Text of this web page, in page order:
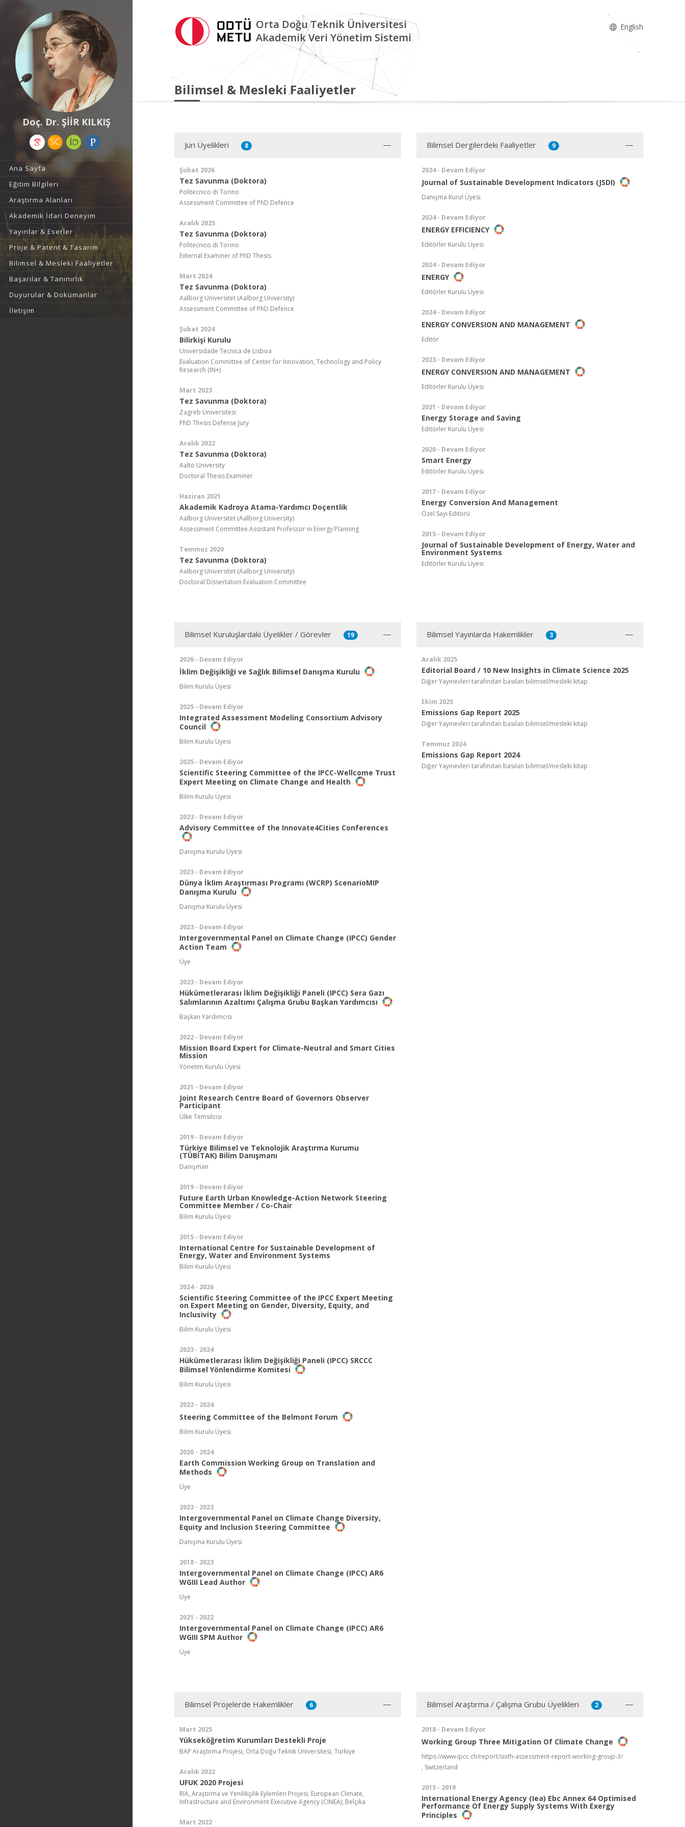
Doç. Dr. ŞİİR KILKIŞ
Ana Sayfa
Eğitim Bilgileri
Araştırma Alanları
Akademik İdari Deneyim
Yayınlar & Eserler
Proje & Patent & Tasarım
Bilimsel & Mesleki Faaliyetler
Başarılar & Tanınırlık
Duyurular & Dokümanlar
İletişim
Orta Doğu Teknik Üniversitesi
Akademik Veri Yönetim Sistemi
English
Bilimsel & Mesleki Faaliyetler
Jüri Üyelikleri 8
Şubat 2026
Tez Savunma (Doktora)
Politecnico di Torino
Assessment Committee of PhD Defence
Aralık 2025
Tez Savunma (Doktora)
Politecnico di Torino
External Examiner of PhD Thesis
Mart 2024
Tez Savunma (Doktora)
Aalborg Universitet (Aalborg University)
Assessment Committee of PhD Defence
Şubat 2024
Bilirkişi Kurulu
Universidade Tecnica de Lisboa
Evaluation Committee of Center for Innovation, Technology and Policy
Research (IN+)
Mart 2023
Tez Savunma (Doktora)
Zagreb Üniversitesi
PhD Thesis Defense Jury
Aralık 2022
Tez Savunma (Doktora)
Aalto University
Doctoral Thesis Examiner
Haziran 2021
Akademik Kadroya Atama-Yardımcı Doçentlik
Aalborg Universitet (Aalborg University)
Assessment Committee Assistant Professor in Energy Planning
Temmuz 2020
Tez Savunma (Doktora)
Aalborg Universitet (Aalborg University)
Doctoral Dissertation Evaluation Committee
Bilimsel Dergilerdeki Faaliyetler 9
2024 - Devam Ediyor
Journal of Sustainable Development Indicators (JSDI)
Danışma Kurul Üyesi
2024 - Devam Ediyor
ENERGY EFFICIENCY
Editörler Kurulu Üyesi
2024 - Devam Ediyor
ENERGY
Editörler Kurulu Üyesi
2024 - Devam Ediyor
ENERGY CONVERSION AND MANAGEMENT
Editör
2023 - Devam Ediyor
ENERGY CONVERSION AND MANAGEMENT
Editörler Kurulu Üyesi
2021 - Devam Ediyor
Energy Storage and Saving
Editörler Kurulu Üyesi
2020 - Devam Ediyor
Smart Energy
Editörler Kurulu Üyesi
2017 - Devam Ediyor
Energy Conversion And Management
Özel Sayı Editörü
2015 - Devam Ediyor
Journal of Sustainable Development of Energy, Water and
Environment Systems
Editörler Kurulu Üyesi
Bilimsel Kuruluşlardaki Üyelikler / Görevler 19
2026 - Devam Ediyor
İklim Değişikliği ve Sağlık Bilimsel Danışma Kurulu
Bilim Kurulu Üyesi
2025 - Devam Ediyor
Integrated Assessment Modeling Consortium Advisory
Council
Bilim Kurulu Üyesi
2025 - Devam Ediyor
Scientific Steering Committee of the IPCC-Wellcome Trust
Expert Meeting on Climate Change and Health
Bilim Kurulu Üyesi
2023 - Devam Ediyor
Advisory Committee of the Innovate4Cities Conferences
Danışma Kurulu Üyesi
2023 - Devam Ediyor
Dünya İklim Araştırması Programı (WCRP) ScenarioMIP
Danışma Kurulu
Danışma Kurulu Üyesi
2023 - Devam Ediyor
Intergovernmental Panel on Climate Change (IPCC) Gender
Action Team
Üye
2023 - Devam Ediyor
Hükümetlerarası İklim Değişikliği Paneli (IPCC) Sera Gazı
Salımlarının Azaltımı Çalışma Grubu Başkan Yardımcısı
Başkan Yardımcısı
2022 - Devam Ediyor
Mission Board Expert for Climate-Neutral and Smart Cities
Mission
Yönetim Kurulu Üyesi
2021 - Devam Ediyor
Joint Research Centre Board of Governors Observer
Participant
Ülke Temsilcisi
2019 - Devam Ediyor
Türkiye Bilimsel ve Teknolojik Araştırma Kurumu
(TÜBİTAK) Bilim Danışmanı
Danışman
2019 - Devam Ediyor
Future Earth Urban Knowledge-Action Network Steering
Committee Member / Co-Chair
Bilim Kurulu Üyesi
2015 - Devam Ediyor
International Centre for Sustainable Development of
Energy, Water and Environment Systems
Bilim Kurulu Üyesi
2024 - 2026
Scientific Steering Committee of the IPCC Expert Meeting
on Expert Meeting on Gender, Diversity, Equity, and
Inclusivity
Bilim Kurulu Üyesi
2023 - 2024
Hükümetlerarası İklim Değişikliği Paneli (IPCC) SRCCC
Bilimsel Yönlendirme Komitesi
Bilim Kurulu Üyesi
2022 - 2024
Steering Committee of the Belmont Forum
Bilim Kurulu Üyesi
2020 - 2024
Earth Commission Working Group on Translation and
Methods
Üye
2023 - 2023
Intergovernmental Panel on Climate Change Diversity,
Equity and Inclusion Steering Committee
Danışma Kurulu Üyesi
2018 - 2023
Intergovernmental Panel on Climate Change (IPCC) AR6
WGIII Lead Author
Üye
2021 - 2022
Intergovernmental Panel on Climate Change (IPCC) AR6
WGIII SPM Author
Üye
Bilimsel Yayınlarda Hakemlikler 3
Aralık 2025
Editorial Board / 10 New Insights in Climate Science 2025
Diğer Yayınevleri tarafından basılan bilimsel/mesleki kitap
Ekim 2025
Emissions Gap Report 2025
Diğer Yayınevleri tarafından basılan bilimsel/mesleki kitap
Temmuz 2024
Emissions Gap Report 2024
Diğer Yayınevleri tarafından basılan bilimsel/mesleki kitap
Bilimsel Projelerde Hakemlikler 6
Mart 2025
Yükseköğretim Kurumları Destekli Proje
BAP Araştırma Projesi, Orta Doğu Teknik Üniversitesi, Türkiye
Aralık 2022
UFUK 2020 Projesi
RIA, Araştırma ve Yenilikçilik Eylemleri Projesi, European Climate,
Infrastructure and Environment Executive Agency (CINEA), Belçika
Mart 2022
Bilimsel Araştırma / Çalışma Grubu Üyelikleri 2
2018 - Devam Ediyor
Working Group Three Mitigation Of Climate Change
https://www.ipcc.ch/report/sixth-assessment-report-working-group-3/
, Switzerland
2015 - 2019
International Energy Agency (Iea) Ebc Annex 64 Optimised
Performance Of Energy Supply Systems With Exergy
Principles